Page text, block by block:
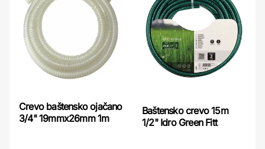
Crevo baštensko ojačano
3/4" 19mmx26mm 1m
Baštensko crevo 15m
1/2" Idro Green Fitt